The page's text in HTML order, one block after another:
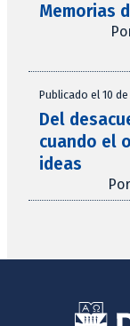
Memorias
Publicado el 10
Del
cuando el
ideas
Por